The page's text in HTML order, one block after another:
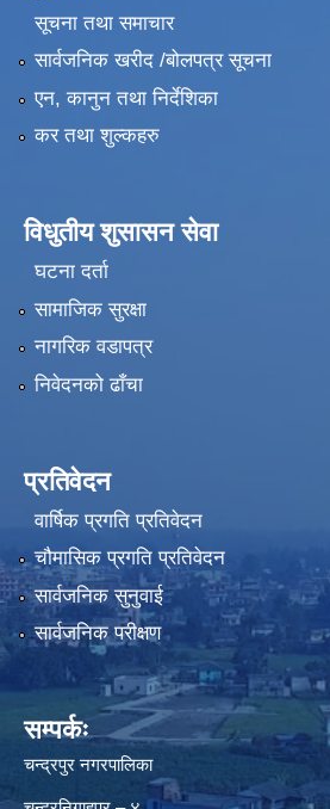
सूचना तथा समाचार
सार्वजनिक खरीद /बोलपत्र सूचना
एन, कानुन तथा निर्देशिका
कर तथा शुल्कहरु
विधुतीय शुसासन सेवा
घटना दर्ता
सामाजिक सुरक्षा
नागरिक वडापत्र
निवेदनको ढाँचा
प्रतिवेदन
वार्षिक प्रगति प्रतिवेदन
चौमासिक प्रगति प्रतिवेदन
सार्वजनिक सुनुवाई
सार्वजनिक परीक्षण
सम्पर्कः
चन्द्रपुर नगरपालिका